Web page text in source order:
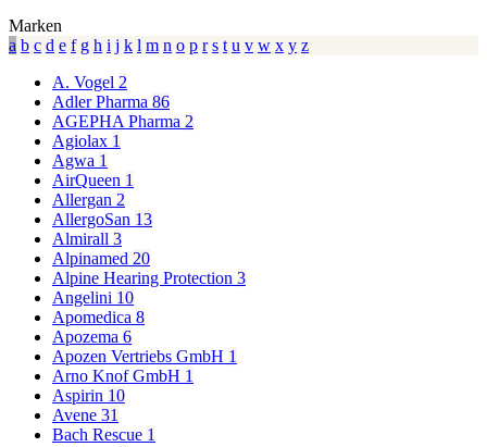
Marken
a b c d e f g h i j k l m n o p r s t u v w x y z
A. Vogel 2
Adler Pharma 86
AGEPHA Pharma 2
Agiolax 1
Agwa 1
AirQueen 1
Allergan 2
AllergoSan 13
Almirall 3
Alpinamed 20
Alpine Hearing Protection 3
Angelini 10
Apomedica 8
Apozema 6
Apozen Vertriebs GmbH 1
Arno Knof GmbH 1
Aspirin 10
Avene 31
Bach Rescue 1